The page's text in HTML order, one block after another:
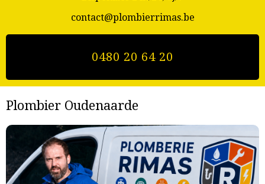
contact@plombierrimas.be
0480 20 64 20
Plombier Oudenaarde